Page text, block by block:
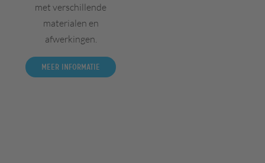
met verschillende
materialen en
afwerkingen.
Meer informatie